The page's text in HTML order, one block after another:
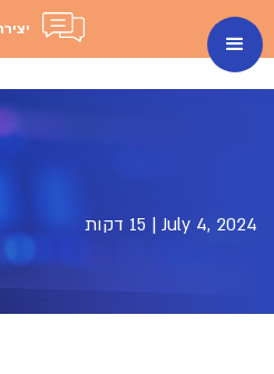
July 4, 2024
| 15 דקות